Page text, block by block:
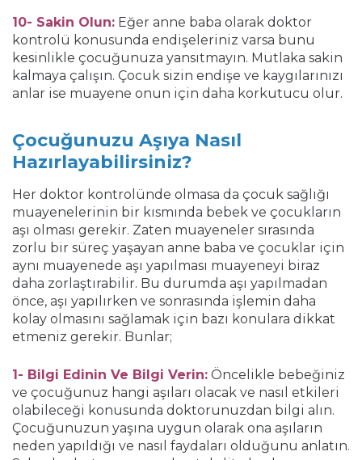
10- Sakin Olun: Eğer anne baba olarak doktor
kontrolü konusunda endişeleriniz varsa bunu
kesinlikle çocuğunuza yansıtmayın. Mutlaka sakin
kalmaya çalışın. Çocuk sizin endişe ve kaygılarınızı
anlar ise muayene onun için daha korkutucu olur.
Çocuğunuzu Aşıya Nasıl
Hazırlayabilirsiniz?
Her doktor kontrolünde olmasa da çocuk sağlığı
muayenelerinin bir kısmında bebek ve çocukların
aşı olması gerekir. Zaten muayeneler sırasında
zorlu bir süreç yaşayan anne baba ve çocuklar için
aynı muayenede aşı yapılması muayeneyi biraz
daha zorlaştırabilir. Bu durumda aşı yapılmadan
önce, aşı yapılırken ve sonrasında işlemin daha
kolay olmasını sağlamak için bazı konulara dikkat
etmeniz gerekir. Bunlar;
1- Bilgi Edinin Ve Bilgi Verin: Öncelikle bebeğiniz
ve çocuğunuz hangi aşıları olacak ve nasıl etkileri
olabileceği konusunda doktorunuzdan bilgi alın.
Çocuğunuzun yaşına uygun olarak ona aşıların
neden yapıldığı ve nasıl faydaları olduğunu anlatın.